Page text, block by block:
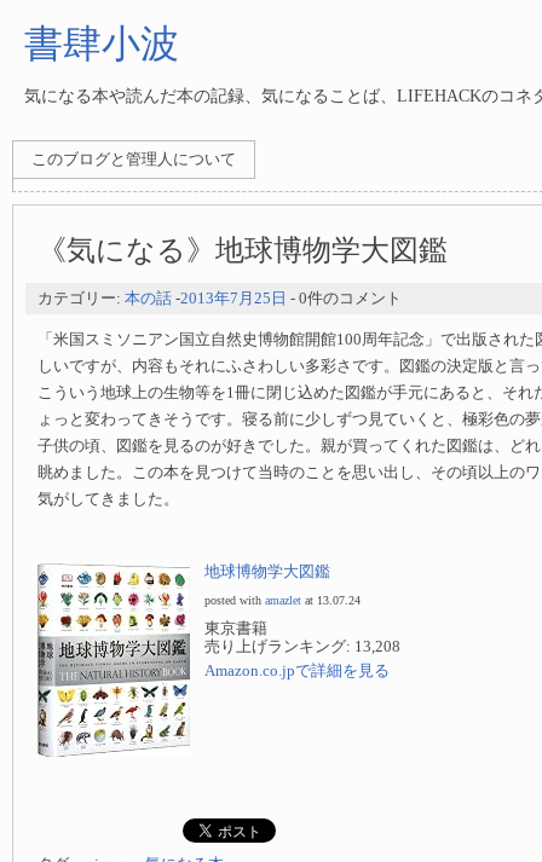
書肆小波
気になる本や読んだ本の記録、気になることば、LIFEHACKのコネ
このブログと管理人について
《気になる》地球博物学大図鑑
カテゴリー: 本の話 -2013年7月25日 - 0件のコメント
「米国スミソニアン国立自然史博物館開館100周年記念」で出版され
しいですが、内容もそれにふさわしい多彩さです。図鑑の決定版と言
こういう地球上の生物等を1冊に閉じ込めた図鑑が手元にあると、それ
ょっと変わってきそうです。寝る前に少しずつ見ていくと、極彩色の
子供の頃、図鑑を見るのが好きでした。親が買ってくれた図鑑は、ど
眺めました。この本を見つけて当時のことを思い出し、その頃以上の
気がしてきました。
地球博物学大図鑑
posted with amazlet at 13.07.24
東京書籍
売り上げランキング: 13,208
Amazon.co.jpで詳細を見る